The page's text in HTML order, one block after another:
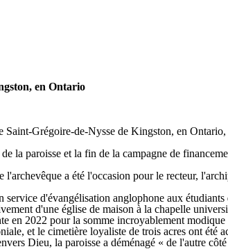
en Ontario
Grégoire-de-Nysse de Kingston, en
la paroisse et la fin de la campagne de
a été l'occasion pour le recteur,
d'évangélisation anglophone aux
d'une église de maison à la chapelle
en 2022 pour la somme incroyablement
et le cimetière loyaliste de trois acres ont été
Dieu, la paroisse a déménagé « de l'autre